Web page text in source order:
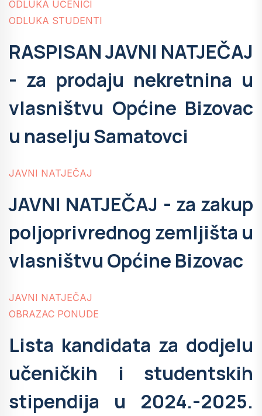
ODLUKA UČENICI
ODLUKA STUDENTI
RASPISAN JAVNI NATJEČAJ
- za prodaju nekretnina u
vlasništvu Općine Bizovac
u naselju Samatovci
JAVNI NATJEČAJ
JAVNI NATJEČAJ - za zakup
poljoprivrednog zemljišta u
vlasništvu Općine Bizovac
JAVNI NATJEČAJ
OBRAZAC PONUDE
Lista kandidata za dodjelu
učeničkih i studentskih
stipendija u 2024.-2025.